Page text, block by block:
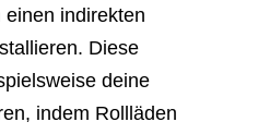
indirekten
Diese
deine
indem Rollläden